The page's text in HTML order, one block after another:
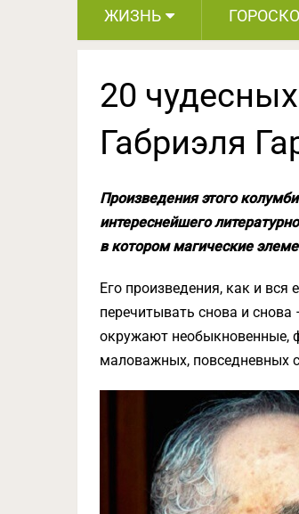
ЖИЗНЬ
20
Габриэля
Произведения этого
интереснейшего
в котором магические
Его произведения, как и
перечитывать снова и
окружают необыкновенные,
маловажных, повседневных